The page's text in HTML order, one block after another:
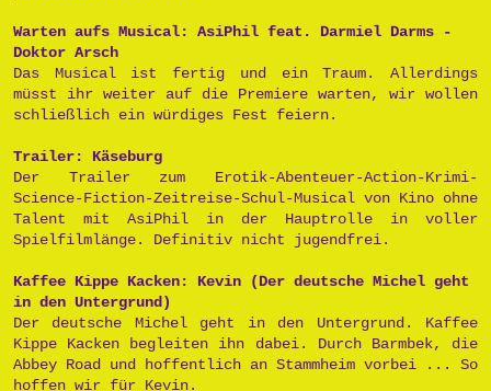
Warten aufs Musical: AsiPhil feat. Darmiel Darms -
Doktor Arsch
Das Musical ist fertig und ein Traum. Allerdings
müsst ihr weiter auf die Premiere warten, wir wollen
schließlich ein würdiges Fest feiern.
Trailer: Käseburg
Der Trailer zum Erotik-Abenteuer-Action-Krimi-
Science-Fiction-Zeitreise-Schul-Musical von Kino ohne
Talent mit AsiPhil in der Hauptrolle in voller
Spielfilmlänge. Definitiv nicht jugendfrei.
Kaffee Kippe Kacken: Kevin (Der deutsche Michel geht
in den Untergrund)
Der deutsche Michel geht in den Untergrund. Kaffee
Kippe Kacken begleiten ihn dabei. Durch Barmbek, die
Abbey Road und hoffentlich an Stammheim vorbei ... So
hoffen wir für Kevin.